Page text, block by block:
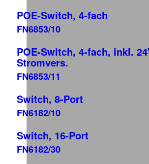
POE-Switch, 4-fach
FN6853/10
POE-Switch, 4-fach, inkl.
Stromvers.
FN6853/11
Switch, 8-Port
FN6182/10
Switch, 16-Port
FN6182/30